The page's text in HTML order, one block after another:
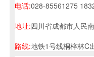
电话:028-85561275
地址:四川省成都市人民
路线:地铁1号线桐梓林C